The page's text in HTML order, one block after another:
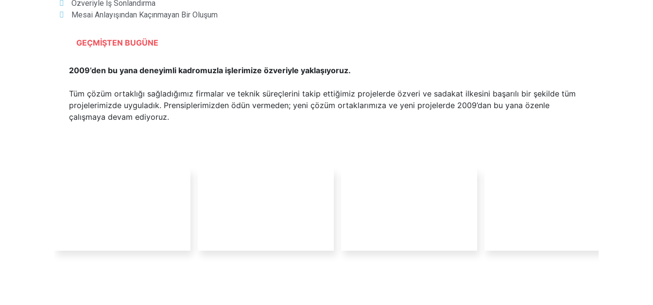
Özveriyle İş Sonlandırma
Mesai Anlayışından Kaçınmayan Bir Oluşum
GEÇMİŞTEN BUGÜNE
2009’den bu yana deneyimli kadromuzla işlerimize özveriyle yaklaşıyoruz.
Tüm çözüm ortaklığı sağladığımız firmalar ve teknik süreçlerini takip ettiğimiz projelerde özveri ve sadakat ilkesini başarılı bir şekilde tüm
projelerimizde uyguladık. Prensiplerimizden ödün vermeden; yeni çözüm ortaklarımıza ve yeni projelerde 2009’dan bu yana özenle
çalışmaya devam ediyoruz.